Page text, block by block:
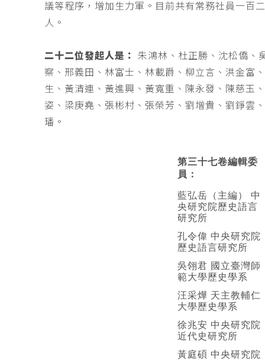
議等程序，增加生力軍。目前共有常務社員一百
人。
二十二位發起人是：
朱鴻林、杜正勝、沈松僑、
察、邢義田、林富士、林載爵、柳立言、洪金富
生、黃清連、黃進興、黃寬重、陳永發、陳慈玉
姿、梁庚堯、張彬村、張榮芳、劉增貴、劉錚雲
璠。
第三十七卷編輯委
員：
藍弘岳（主編） 中
央研究院歷史語言
研究所
孔令偉 中央研究院
歷史語言研究所
吳翎君 國立臺灣師
範大學歷史學系
汪采燁 天主教輔仁
大學歷史學系
徐兆安 中央研究院
近代史研究所
黃庭碩 中央研究院